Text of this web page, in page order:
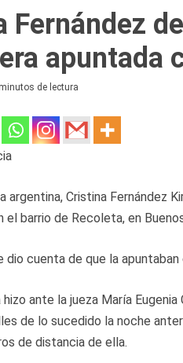
Fernández
apuntada
de lectura
argentina, Cristina Fernández
barrio de Recoleta, en
dio cuenta de que la
ante la jueza María
de lo sucedido la noche
de distancia de ella.